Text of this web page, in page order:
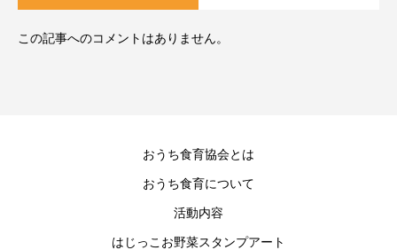
この記事へのコメントはありません。
おうち食育協会とは
おうち食育について
活動内容
はじっこお野菜スタンプアート